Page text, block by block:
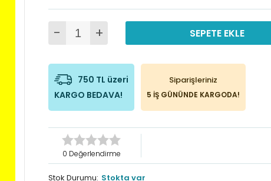
- + SEPETE EKLE
750 TL üzeri
KARGO BEDAVA!
Siparişleriniz
5 İŞ GÜNÜNDE KARGODA!
0 Değerlendirme
Stok Durumu: Stokta var